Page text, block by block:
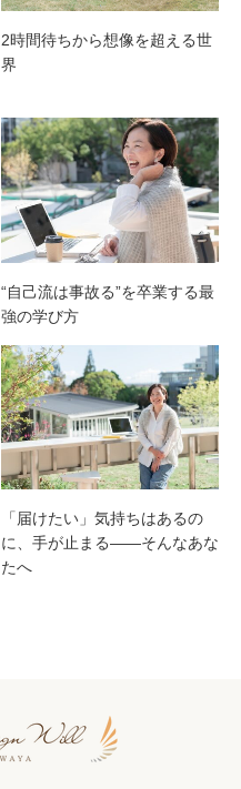
2時間待ちから想像を超える世
界
“自己流は事故る”を卒業する最
強の学び方
「届けたい」気持ちはあるの
に、手が止まる——そんなあな
たへ